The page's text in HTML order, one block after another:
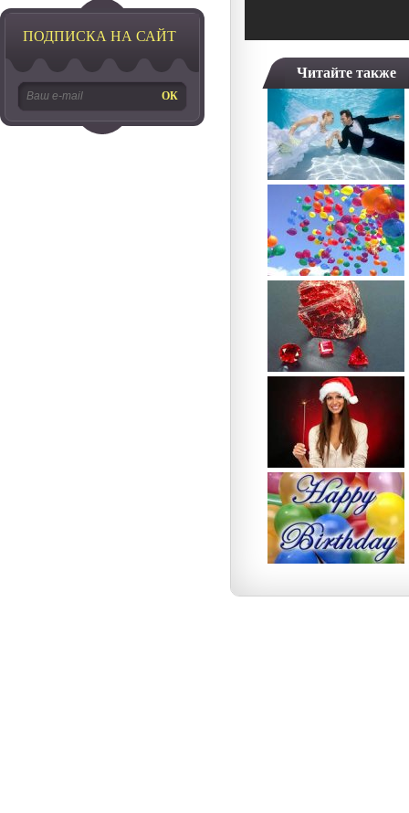
ПОДПИСКА НА САЙТ
Читайте также